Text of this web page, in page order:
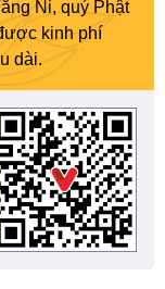
Ni, quý Phật
kinh phí
dài.